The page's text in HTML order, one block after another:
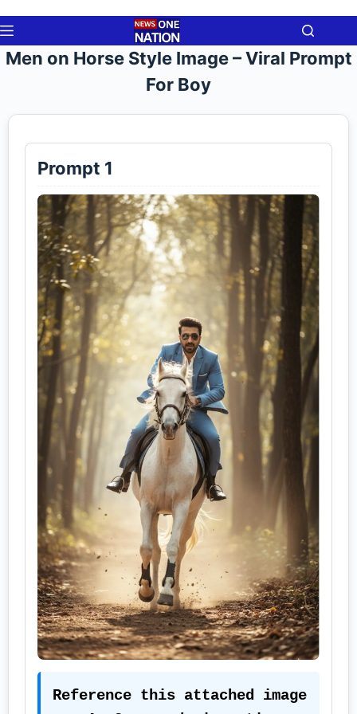
to
content
Men on Horse Style Image – Viral Prompt
For Boy
Prompt 1
Reference this attached image